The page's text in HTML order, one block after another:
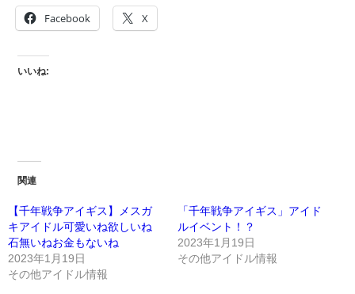
Facebook X
いいね:
関連
【千年戦争アイギス】メスガ
キアイドル可愛いね欲しいね
石無いねお金もないね
2023年1月19日
その他アイドル情報
「千年戦争アイギス」アイド
ルイベント！？
2023年1月19日
その他アイドル情報